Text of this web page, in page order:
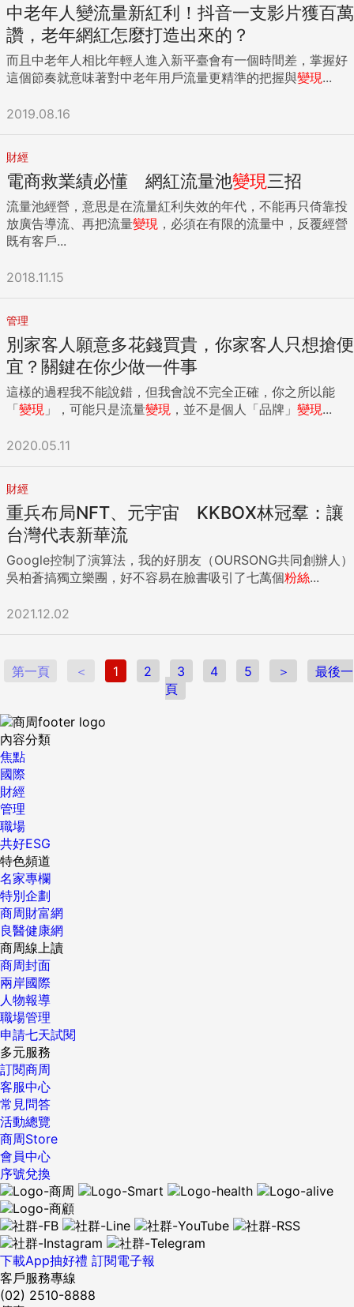
中老年人變流量新紅利！抖音一支影片獲百萬
讚，老年網紅怎麼打造出來的？
而且中老年人相比年輕人進入新平臺會有一個時間差，掌握好
這個節奏就意味著對中老年用戶流量更精準的把握與變現...
2019.08.16
財經
電商救業績必懂 網紅流量池變現三招
流量池經營，意思是在流量紅利失效的年代，不能再只倚靠投
放廣告導流、再把流量變現 ，必須在有限的流量中，反覆經營
既有客戶...
2018.11.15
管理
別家客人願意多花錢買貴，你家客人只想搶便
宜？關鍵在你少做一件事
這樣的過程我不能說錯，但我會說不完全正確，你之所以能
「變現 」，可能只是流量變現 ，並不是個人「品牌」 變現...
2020.05.11
財經
重兵布局NFT、元宇宙 KKBOX林冠羣：讓
台灣代表新華流
Google控制了演算法，我的好朋友（OURSONG共同創辦人）
吳柏蒼搞獨立樂團，好不容易在臉書吸引了七萬個粉絲...
2021.12.02
第一頁 ＜ 1 2 3 4 5 ＞
最後一
頁
內容分類
焦點
國際
財經
管理
職場
共好ESG
特色頻道
名家專欄
特別企劃
商周財富網
良醫健康網
商周線上讀
商周封面
兩岸國際
人物報導
職場管理
申請七天試閱
多元服務
訂閱商周
客服中心
常見問答
活動總覽
商周Store
會員中心
序號兌換
下載App抽好禮 訂閱電子報
客戶服務專線
(02) 2510-8888